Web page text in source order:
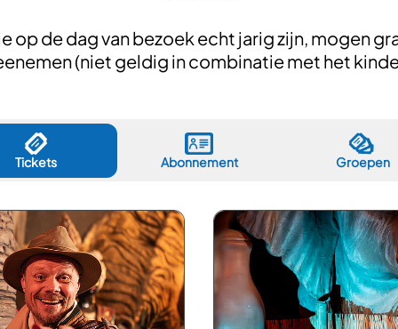
op de dag van bezoek echt jarig zijn, mogen
(niet geldig in combinatie met het
Tickets Abonnement Groepen